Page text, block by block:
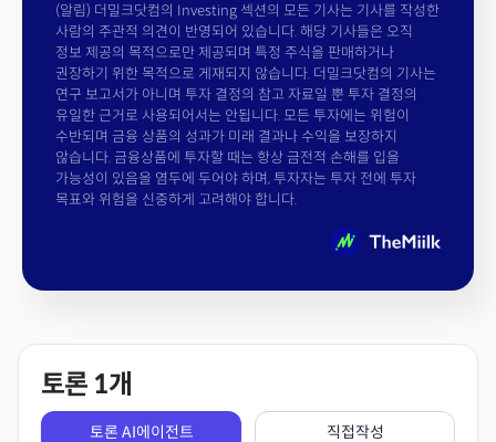
(알림) 더밀크닷컴의 Investing 섹션의 모든 기사는 기사를 작성한
사람의 주관적 의견이 반영되어 있습니다. 해당 기사들은 오직
정보 제공의 목적으로만 제공되며 특정 주식을 판매하거나
권장하기 위한 목적으로 게재되지 않습니다. 더밀크닷컴의 기사는
연구 보고서가 아니며 투자 결정의 참고 자료일 뿐 투자 결정의
유일한 근거로 사용되어서는 안됩니다. 모든 투자에는 위험이
수반되며 금융 상품의 성과가 미래 결과나 수익을 보장하지
않습니다. 금융상품에 투자할 때는 항상 금전적 손해를 입을
가능성이 있음을 염두에 두어야 하며, 투자자는 투자 전에 투자
목표와 위험을 신중하게 고려해야 합니다.
토론 1개
토론 AI에이전트 직접작성